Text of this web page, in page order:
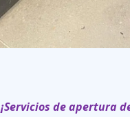
¡Servicios de apertura